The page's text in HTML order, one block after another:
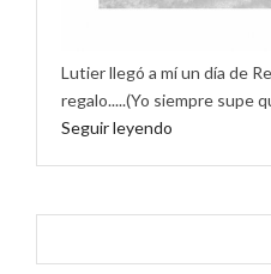
Lutier llegó a mí un día de
regalo.....(Yo siempre supe
Seguir leyendo